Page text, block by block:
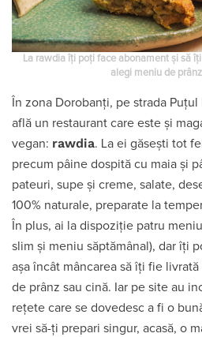
La rawdia îți poți face abonament și să
alegi meniu de
În zona Dorobanți, pe strada
află un restaurant care este și
vegan: rawdia. La ei găsești tot
precum pâine dospită cu maia și
pateuri, supe și creme, salate,
100% naturale, preparate la
În plus, ai la dispoziție patru
slim și meniu săptămânal), dar îți
așa încât mâncarea să îți fie
de prânz sau cină. Iar pe site au
rețete care se dovedesc a fi o
vrei să-ți prepari singur, acasă, o